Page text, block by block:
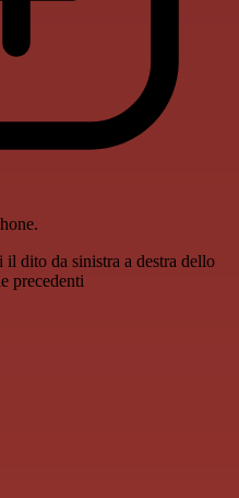
dito da sinistra a destra dello
precedenti